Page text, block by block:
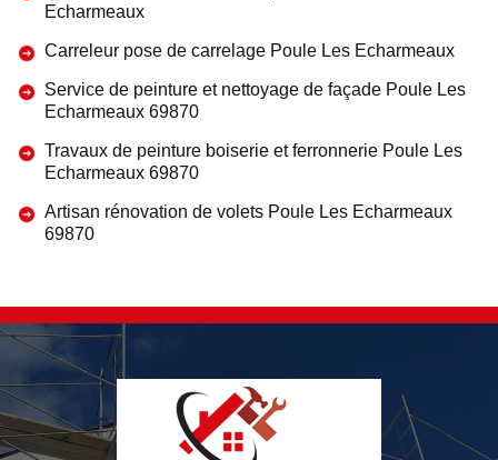
Echarmeaux
Carreleur pose de carrelage Poule Les Echarmeaux
Service de peinture et nettoyage de façade Poule Les
Echarmeaux 69870
Travaux de peinture boiserie et ferronnerie Poule Les
Echarmeaux 69870
Artisan rénovation de volets Poule Les Echarmeaux
69870